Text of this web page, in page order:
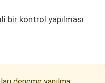
bir kontrol yapılması